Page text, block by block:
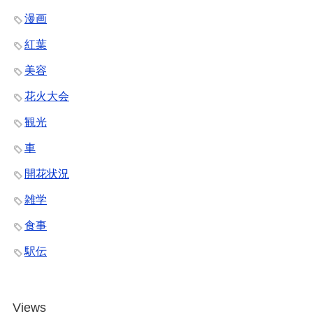
漫画
紅葉
美容
花火大会
観光
車
開花状況
雑学
食事
駅伝
Views